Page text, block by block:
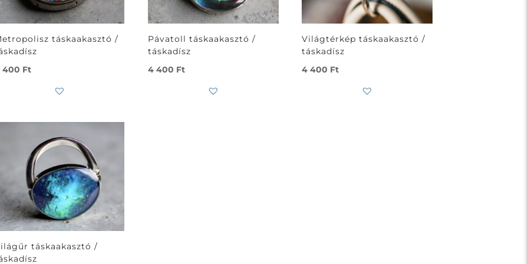
táskaakasztó /
400 Ft
Pávatoll táskaakasztó /
táskadísz
4 400 Ft
Világtérkép táskaakasztó /
táskadísz
4 400 Ft
táskaakasztó /